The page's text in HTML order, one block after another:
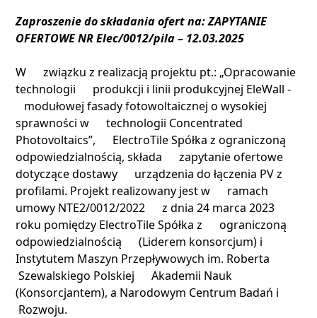
Zaproszenie do składania ofert na: ZAPYTANIE
OFERTOWE NR Elec/0012/pila – 12.03.2025
W związku z realizacją projektu pt.: „Opracowanie
technologii produkcji i linii produkcyjnej EleWall -
modułowej fasady fotowoltaicznej o wysokiej
sprawności w technologii Concentrated
Photovoltaics”, ElectroTile Spółka z ograniczoną
odpowiedzialnością, składa zapytanie ofertowe
dotyczące dostawy urządzenia do łączenia PV z
profilami. Projekt realizowany jest w ramach
umowy NTE2/0012/2022 z dnia 24 marca 2023
roku pomiędzy ElectroTile Spółka z ograniczoną
odpowiedzialnością (Liderem konsorcjum) i
Instytutem Maszyn Przepływowych im. Roberta
Szewalskiego Polskiej Akademii Nauk
(Konsorcjantem), a Narodowym Centrum Badań i
Rozwoju.